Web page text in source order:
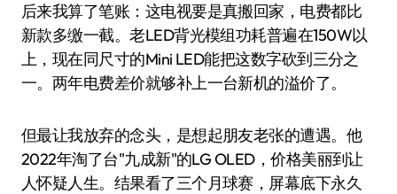
后来我算了笔账：这电视要是真搬回家，电费都比
新款多缴一截。老LED背光模组功耗普遍在150W以
上，现在同尺寸的Mini LED能把这数字砍到三分之
一。两年电费差价就够补上一台新机的溢价了。
但最让我放弃的念头，是想起朋友老张的遭遇。他
2022年淘了台"九成新"的LG OLED，价格美丽到让
人怀疑人生。结果看了三个月球赛，屏幕底下永久